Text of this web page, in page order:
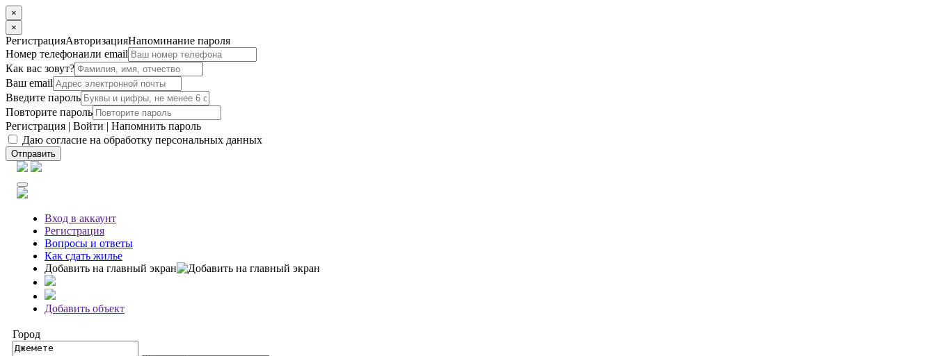
×
×
РегистрацияАвторизацияНапоминание пароля
Номер телефонаили email
Как вас зовут?
Ваш email
Введите пароль
Повторите пароль
Регистрация | Войти | Напомнить пароль
Даю согласие на обработку персональных данных
Отправить
Вход в аккаунт
Регистрация
Вопросы и ответы
Как сдать жилье
Добавить на главный экран
Добавить объект
Город